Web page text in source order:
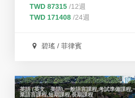
TWD 87315 /12週
TWD 171408 /24週
碧瑤 / 菲律賓
英語 (英文、美語),一般語言課程,考試準備課程,
業語言課程,短期課程,長期課程